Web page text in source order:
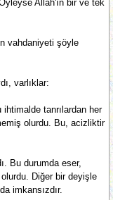
Allah'ın bir ve tek
vahdaniyeti şöyle
varlıklar:
tanrılardan her
olurdu. Bu, acizliktir
Bu durumda eser,
Diğer bir deyişle
imkansızdır.